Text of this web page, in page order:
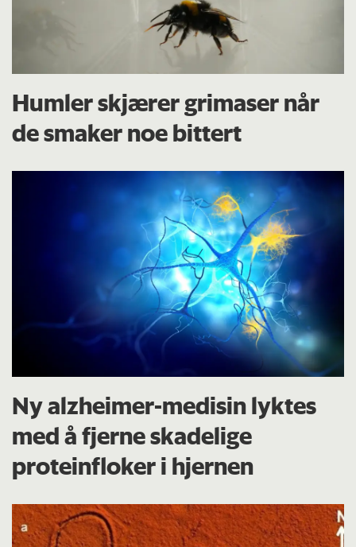
Humler skjærer grimaser når
de smaker noe bittert
Ny alzheimer-medisin lyktes
med å fjerne skadelige
proteinfloker i hjernen